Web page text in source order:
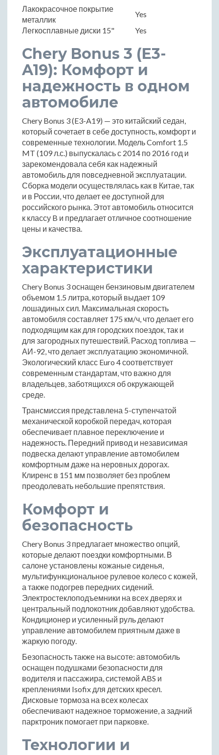
Лакокрасочное покрытие
металлик
Yes
Легкосплавные диски 15"
Yes
Chery Bonus 3 (E3-
A19): Комфорт и
надежность в одном
автомобиле
Chery Bonus 3 (E3-A19) — это китайский седан,
который сочетает в себе доступность, комфорт и
современные технологии. Модель Comfort 1.5
MT (109 л.с.) выпускалась с 2014 по 2016 год и
зарекомендовала себя как надежный
автомобиль для повседневной эксплуатации.
Сборка модели осуществлялась как в Китае, так
и в России, что делает ее доступной для
российского рынка. Этот автомобиль относится
к классу B и предлагает отличное соотношение
цены и качества.
Эксплуатационные
характеристики
Chery Bonus 3 оснащен бензиновым двигателем
объемом 1.5 литра, который выдает 109
лошадиных сил. Максимальная скорость
автомобиля составляет 175 км/ч, что делает его
подходящим как для городских поездок, так и
для загородных путешествий. Расход топлива —
АИ-92, что делает эксплуатацию экономичной.
Экологический класс Euro 4 соответствует
современным стандартам, что важно для
владельцев, заботящихся об окружающей
среде.
Трансмиссия представлена 5-ступенчатой
механической коробкой передач, которая
обеспечивает плавное переключение и
надежность. Передний привод и независимая
подвеска делают управление автомобилем
комфортным даже на неровных дорогах.
Клиренс в 151 мм позволяет без проблем
преодолевать небольшие препятствия.
Комфорт и
безопасность
Chery Bonus 3 предлагает множество опций,
которые делают поездки комфортными. В
салоне установлены кожаные сиденья,
мультифункциональное рулевое колесо с кожей,
а также подогрев передних сидений.
Электростеклоподъемники на всех дверях и
центральный подлокотник добавляют удобства.
Кондиционер и усиленный руль делают
управление автомобилем приятным даже в
жаркую погоду.
Безопасность также на высоте: автомобиль
оснащен подушками безопасности для
водителя и пассажира, системой ABS и
креплениями Isofix для детских кресел.
Дисковые тормоза на всех колесах
обеспечивают надежное торможение, а задний
парктроник помогает при парковке.
Технологии и